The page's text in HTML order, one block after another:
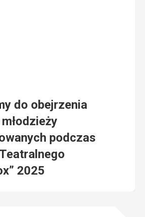
do obejrzenia
podczas
2025